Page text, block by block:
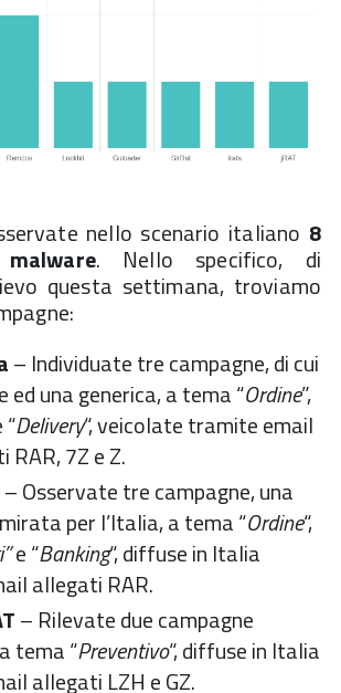
nello scenario italiano 8
. Nello specifico, di
questa settimana, troviamo
– Individuate tre campagne, di cui
ed una generica, a tema “Ordine”,
Delivery“, veicolate tramite email
RAR, 7Z e Z.
– Osservate tre campagne, una
per l’Italia, a tema “Ordine“,
e “Banking“, diffuse in Italia
allegati RAR.
– Rilevate due campagne
tema “Preventivo“, diffuse in Italia
allegati LZH e GZ.